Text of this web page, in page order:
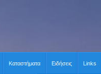
Καταστήματα Ειδήσεις Links